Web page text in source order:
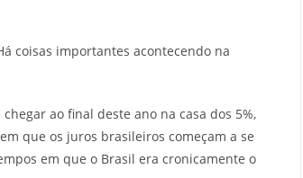
coisas importantes acontecendo na
ao final deste ano na casa dos 5%,
que os juros brasileiros começam a se
em que o Brasil era cronicamente o